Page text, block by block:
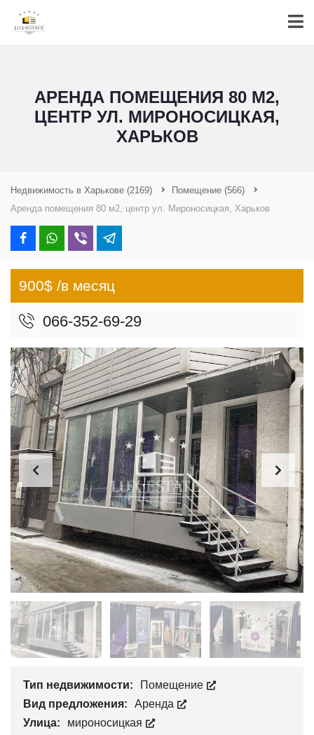
АРЕНДА ПОМЕЩЕНИЯ 80 М2,
ЦЕНТР УЛ. МИРОНОСИЦКАЯ,
ХАРЬКОВ
Недвижимость в Харькове (2169) Помещение (566)
Аренда помещения 80 м2, центр ул. Мироносицкая, Харьков
900$ /в месяц
066-352-69-29
Тип недвижимости:
Помещение
Вид предложения:
Аренда
Улица:
мироносицкая